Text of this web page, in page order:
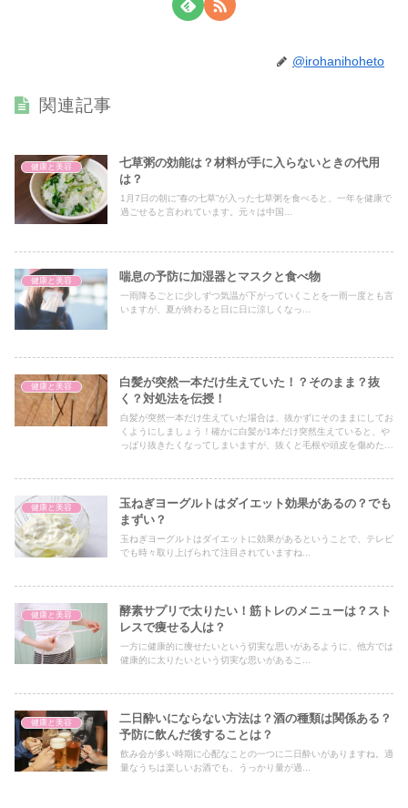
@irohanihoheto
関連記事
健康と美容
七草粥の効能は？材料が手に入らないときの代用
は？
1月7日の朝に”春の七草”が入った七草粥を食べると、一年を健康で
過ごせると言われています。元々は中国...
健康と美容 喘息の予防に加湿器とマスクと食べ物
一雨降るごとに少しずつ気温が下がっていくことを一雨一度とも言
いますが、夏が終わると日に日に涼しくなっ...
健康と美容
白髪が突然一本だけ生えていた！？そのまま？抜
く？対処法を伝授！
白髪が突然一本だけ生えていた場合は、抜かずにそのままにしてお
くようにしましょう！確かに白髪が1本だけ突然生えていると、や
っぱり抜きたくなってしまいますが、抜くと毛根や頭皮を傷めた
健康と美容
玉ねぎヨーグルトはダイエット効果があるの？でも
まずい？
玉ねぎヨーグルトはダイエットに効果があるということで、テレビ
でも時々取り上げられて注目されていますね...
健康と美容
酵素サプリで太りたい！筋トレのメニューは？スト
レスで痩せる人は？
一方に健康的に痩せたいという切実な思いがあるように、他方では
健康的に太りたいという切実な思いがあるこ...
健康と美容
二日酔いにならない方法は？酒の種類は関係ある？
予防に飲んだ後することは？
飲み会が多い時期に心配なことの一つに二日酔いがありますね。適
量なうちは楽しいお酒でも、うっかり量が過...